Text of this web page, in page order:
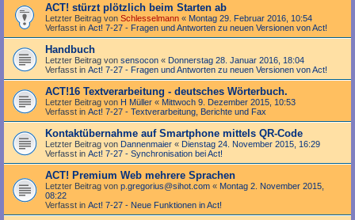
ACT! stürzt plötzlich beim Starten ab
Letzter Beitrag von Schlesselmann « Montag 29. Februar 2016, 10:54
Verfasst in Act! 7-27 - Fragen und Antworten zu neuen Versionen von Act!
Handbuch
Letzter Beitrag von sensocon « Donnerstag 28. Januar 2016, 18:04
Verfasst in Act! 7-27 - Fragen und Antworten zu neuen Versionen von Act!
ACT!16 Textverarbeitung - deutsches Wörterbuch.
Letzter Beitrag von H Müller « Mittwoch 9. Dezember 2015, 10:53
Verfasst in Act! 7-27 - Text­­ver­arbei­tung, Berichte und Fax
Kontaktübernahme auf Smartphone mittels QR-Code
Letzter Beitrag von Dannenmaier « Dienstag 24. November 2015, 16:29
Verfasst in Act! 7-27 - Synchronisation bei Act!
ACT! Premium Web mehrere Sprachen
Letzter Beitrag von p.gregorius@sihot.com « Montag 2. November 2015,
08:22
Verfasst in Act! 7-27 - Neue Funktionen in Act!